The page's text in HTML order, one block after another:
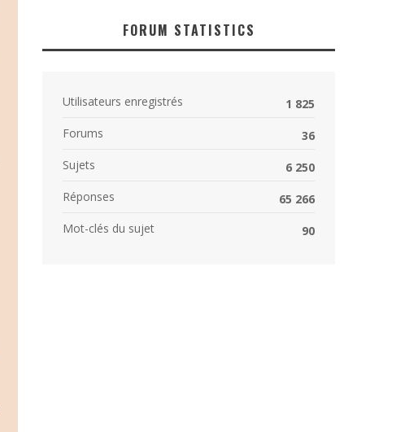
FORUM STATISTICS
Utilisateurs enregistrés
1 825
Forums
36
Sujets
6 250
Réponses
65 266
Mot-clés du sujet
90